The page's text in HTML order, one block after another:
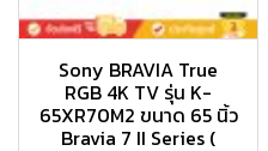
Sony BRAVIA True
RGB 4K TV รุ่น K-
65XR70M2 ขนาด 65 นิ้ว
Bravia 7 II Series (